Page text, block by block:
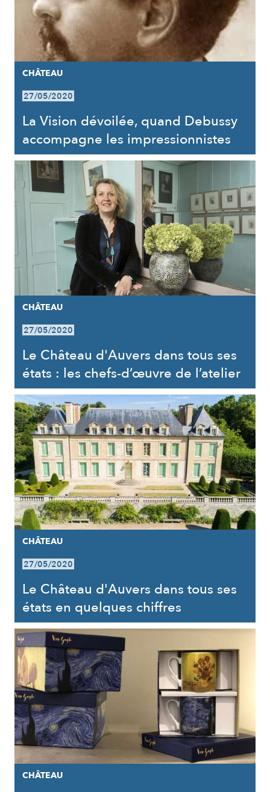
CHÂTEAU
27/05/2020
La Vision dévoilée, quand Debussy
accompagne les impressionnistes
CHÂTEAU
27/05/2020
Le Château d'Auvers dans tous ses
états : les chefs-d’œuvre de l’atelier
CHÂTEAU
27/05/2020
Le Château d'Auvers dans tous ses
états en quelques chiffres
CHÂTEAU